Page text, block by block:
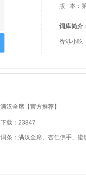
版 本：
词库简介
香港小吃
满汉全席【官方推荐】
下载：23847
词条：满汉全席、杏仁佛手、蜜